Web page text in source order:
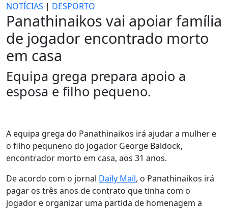
NOTÍCIAS | DESPORTO
Panathinaikos vai apoiar família
de jogador encontrado morto
em casa
Equipa grega prepara apoio a
esposa e filho pequeno.
A equipa grega do Panathinaikos irá ajudar a mulher e
o filho pequneno do jogador George Baldock,
encontrador morto em casa, aos 31 anos.
De acordo com o jornal Daily Mail, o Panathinaikos irá
pagar os três anos de contrato que tinha com o
jogador e organizar uma partida de homenagem a